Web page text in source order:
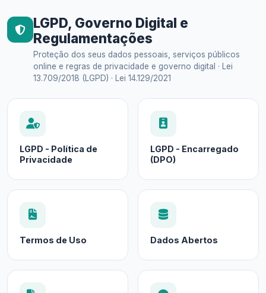
LGPD, Governo Digital e
Regulamentações
Proteção dos seus dados pessoais, serviços públicos
online e regras de privacidade e governo digital · Lei
13.709/2018 (LGPD) · Lei 14.129/2021
LGPD - Política de
Privacidade
LGPD - Encarregado
(DPO)
Termos de Uso Dados Abertos